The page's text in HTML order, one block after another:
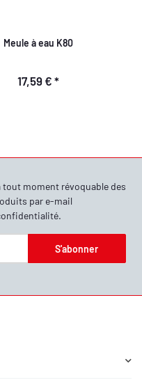
Meule à eau K80
17,59 € *
tout moment révoquable des
par e-mail
.
S'abonner